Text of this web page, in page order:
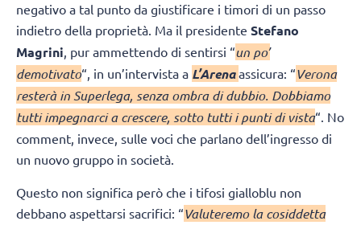
negativo a tal punto da giustificare i timori di un passo
indietro della proprietà. Ma il presidente Stefano
Magrini, pur ammettendo di sentirsi “un po’
demotivato“, in un’intervista a L’Arenaassicura: “Verona
resterà in Superlega, senza ombra di dubbio. Dobbiamo
tutti impegnarci a crescere, sotto tutti i punti di vista“. No
comment, invece, sulle voci che parlano dell’ingresso di
un nuovo gruppo in società.
Questo non significa però che i tifosi gialloblu non
debbano aspettarsi sacrifici: “Valuteremo la cosiddetta